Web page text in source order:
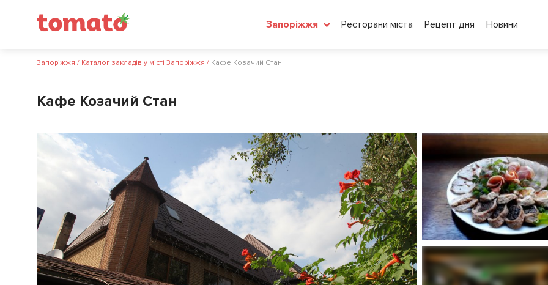
Запоріжжя Ресторани міста Рецепт дня Новини
Запоріжжя / Каталог закладів у місті Запоріжжя / Кафе Козачий Стан
Кафе Козачий Стан